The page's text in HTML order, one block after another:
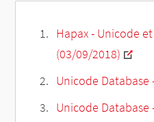
Hapax - Unicode
(03/09/2018)
Unicode Database
Unicode Database